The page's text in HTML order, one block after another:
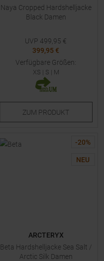
Naya Cropped Hardshelljacke
Black Damen
UVP 499,95 €
399,95 €
Verfügbare Größen:
XS | S | M
ZUM PRODUKT
-20%
NEU
ARCTERYX
Beta Hardshelljacke Sea Salt /
Arctic Silk Damen